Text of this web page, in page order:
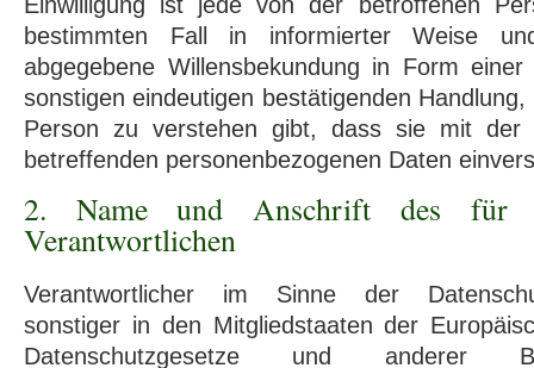
bestimmten Fall in informierter Weise
abgegebene Willensbekundung in Form
sonstigen eindeutigen bestätigenden
Person zu verstehen gibt, dass sie mit der
betreffenden personenbezogenen Daten
2. Name und Anschrift des für
Verantwortlichen
Verantwortlicher im Sinne der
sonstiger in den Mitgliedstaaten der
Datenschutzgesetze und anderer